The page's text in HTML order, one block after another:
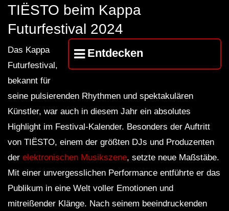
TIËSTO beim Kappa
Futurfestival 2024
Entdecken
Das Kappa
Futurfestival,
bekannt für
seine pulsierenden Rhythmen und spektakulären
Künstler, war auch in diesem Jahr ein absolutes
Highlight im Festival-Kalender. Besonders der Auftritt
von TIËSTO, einem der größten DJs und Produzenten
der elektronischen Musikszene, setzte neue Maßstäbe.
Mit einer unvergesslichen Performance entführte er das
Publikum in eine Welt voller Emotionen und
mitreißender Klänge. Nach seinem beeindruckenden